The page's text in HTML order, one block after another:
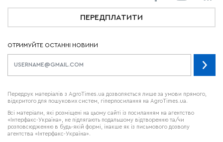
ПЕРЕДПЛАТИТИ
ОТРИМУЙТЕ ОСТАННІ НОВИНИ
Передрук матеріалів з AgroTimes.ua дозволяється лише за умови прямого,
відкритого для пошукових систем, гіперпосилання на AgroTimes.ua.
Всі матеріали, які розміщені на цьому сайті із посиланням на агентство
«Інтерфакс-Україна», не підлягають подальшому відтворенню та/чи
розповсюдженню в будь-якій формі, інакше як із письмового дозволу
агентства «Інтерфакс-Україна».